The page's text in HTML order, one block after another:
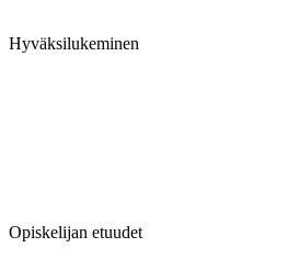
Hyväksilukeminen
Opiskelijan etuudet